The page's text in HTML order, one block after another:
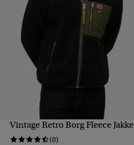
HURTIGVISNING
Vintage Retro Borg Fleece Jakke
(8)